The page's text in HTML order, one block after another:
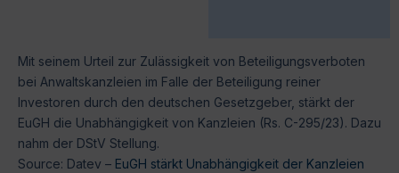
Mit seinem Urteil zur Zulässigkeit von Beteiligungsverboten
bei Anwaltskanzleien im Falle der Beteiligung reiner
Investoren durch den deutschen Gesetzgeber, stärkt der
EuGH die Unabhängigkeit von Kanzleien (Rs. C-295/23). Dazu
nahm der DStV Stellung.
Source: Datev – EuGH stärkt Unabhängigkeit der Kanzleien